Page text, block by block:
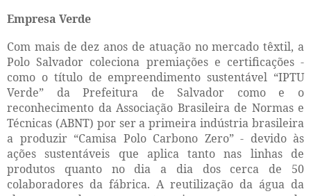
Empresa Verde
Com mais de dez anos de atuação no mercado têxtil, a
Polo Salvador coleciona premiações e certificações -
como o título de empreendimento sustentável “IPTU
Verde” da Prefeitura de Salvador como e o
reconhecimento da Associação Brasileira de Normas e
Técnicas (ABNT) por ser a primeira indústria brasileira
a produzir “Camisa Polo Carbono Zero” - devido às
ações sustentáveis que aplica tanto nas linhas de
produtos quanto no dia a dia dos cerca de 50
colaboradores da fábrica. A reutilização da água da